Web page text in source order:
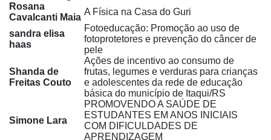
Rosana
Cavalcanti Maia
A Física na Casa do Guri
sandra elisa
haas
Fotoeducação: Promoção ao uso de
fotoprotetores e prevenção do câncer de
pele
Shanda de
Freitas Couto
Ações de incentivo ao consumo de
frutas, legumes e verduras para crianças
e adolescentes da rede de educação
básica do município de Itaqui/RS
Simone Lara
PROMOVENDO A SAÚDE DE
ESTUDANTES EM ANOS INICIAIS
COM DIFICULDADES DE
APRENDIZAGEM